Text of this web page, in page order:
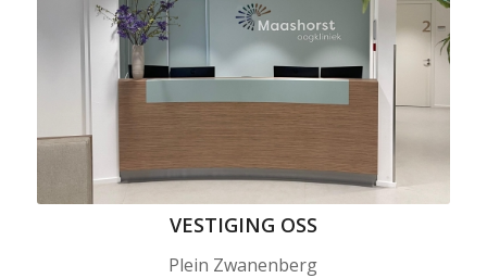
VESTIGING OSS
Plein Zwanenberg